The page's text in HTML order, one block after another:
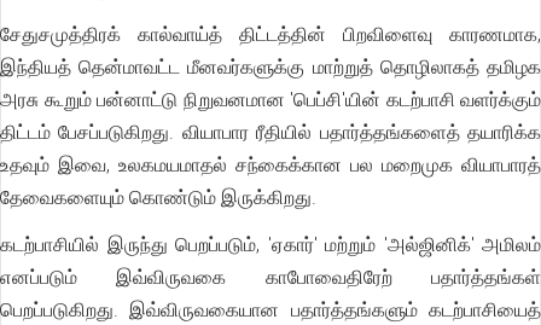
சேதுசமுத்திரக் கால்வாய்த் திட்டத்தின் பிறவிளைவு காரணமாக,
இந்தியத் தென்மாவட்ட மீனவர்களுக்கு மாற்றுத் தொழிலாகத் தமிழக
அரசு கூறும் பன்னாட்டு நிறுவனமான 'பெப்சி'யின் கடற்பாசி வளர்க்கும்
திட்டம் பேசப்படுகிறது. வியாபார ரீதியில் பதார்த்தங்களைத் தயாரிக்க
உதவும் இவை, உலகமயமாதல் சந்கைக்கான பல மறைமுக வியாபாரத்
தேவைகளையும் கொண்டும் இருக்கிறது.
கடற்பாசியில் இருந்து பெறப்படும், 'ஏகார்' மற்றும் 'அல்ஜினிக்' அமிலம்
எனப்படும் இவ்விருவகை காபோவைதிரேற் பதார்த்தங்கள்
பெறப்படுகிறது. இவ்விருவகையான பதார்த்தங்களும் கடற்பாசியைத்